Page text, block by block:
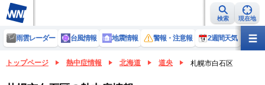
検索 現在地
雨雲レーダー 台風情報 地震情報 警報・注意報 2週間天気 ラ
トップページ 熱中症情報 北海道 道央 札幌市白石区